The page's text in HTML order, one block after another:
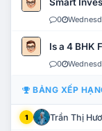
0
Is a 4 BHK
0
BẢNG XẾP
1 Trần Thị